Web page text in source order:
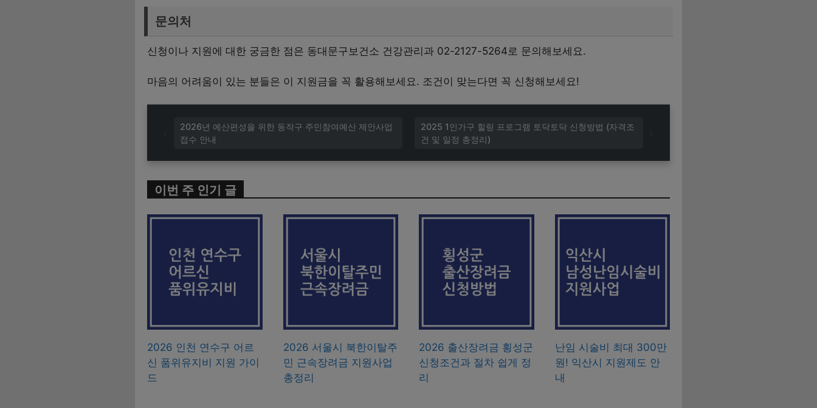
문의처
신청이나 지원에 대한 궁금한 점은 동대문구보건소 건강관리과 02-2127-5264로 문의해보세요.
마음의 어려움이 있는 분들은 이 지원금을 꼭 활용해보세요. 조건이 맞는다면 꼭 신청해보세요!
2025 1인가구 힐링 프로그램 토닥토닥 신청방법 (자격조
건 및 일정 총정리)
2026년 예산편성을 위한 동작구 주민참여예산 제안사업
접수 안내
이번 주 인기 글
2026 인천 연수구 어르
신 품위유지비 지원 가이
드
2026 서울시 북한이탈주
민 근속장려금 지원사업
총정리
2026 출산장려금 횡성군
신청조건과 절차 쉽게 정
리
난임 시술비 최대 300만
원! 익산시 지원제도 안
내